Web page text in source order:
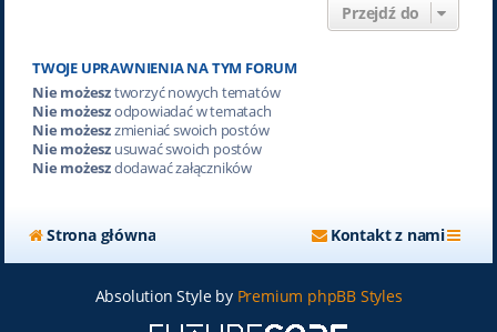
Przejdź do
TWOJE UPRAWNIENIA NA TYM FORUM
Nie możesztworzyć nowych tematów
Nie możeszodpowiadać w tematach
Nie możeszzmieniać swoich postów
Nie możeszusuwać swoich postów
Nie możeszdodawać załączników
Strona główna Kontakt z nami
Absolution Style by Premium phpBB Styles